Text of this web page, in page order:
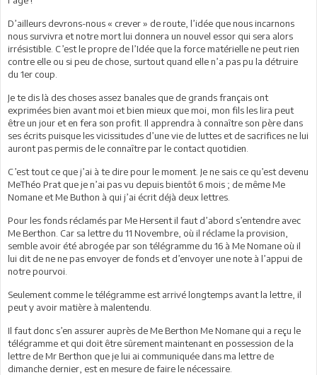
D’ailleurs devrons-nous « crever » de route, l’idée que nous incarnons
nous survivra et notre mort lui donnera un nouvel essor qui sera alors
irrésistible. C’est le propre de l’Idée que la force matérielle ne peut rien
contre elle ou si peu de chose, surtout quand elle n’a pas pu la détruire
du 1er coup.
Je te dis là des choses assez banales que de grands français ont
exprimées bien avant moi et bien mieux que moi, mon fils les lira peut
être un jour et en fera son profit. Il apprendra à connaître son père dans
ses écrits puisque les vicissitudes d’une vie de luttes et de sacrifices ne lui
auront pas permis de le connaître par le contact quotidien.
C’est tout ce que j’ai à te dire pour le moment. Je ne sais ce qu’est devenu
MeThéo Prat que je n’ai pas vu depuis bientôt 6 mois ; de même Me
Nomane et Me Buthon à qui j’ai écrit déjà deux lettres.
Pour les fonds réclamés par Me Hersent il faut d’abord s’entendre avec
Me Berthon. Car sa lettre du 11 Novembre, où il réclame la provision,
semble avoir été abrogée par son télégramme du 16 à Me Nomane où il
lui dit de ne ne pas envoyer de fonds et d’envoyer une note à l’appui de
notre pourvoi.
Seulement comme le télégramme est arrivé longtemps avant la lettre, il
peut y avoir matière à malentendu.
Il faut donc s’en assurer auprès de Me Berthon Me Nomane qui a reçu le
télégramme et qui doit être sûrement maintenant en possession de la
lettre de Mr Berthon que je lui ai communiquée dans ma lettre de
dimanche dernier, est en mesure de faire le nécessaire.